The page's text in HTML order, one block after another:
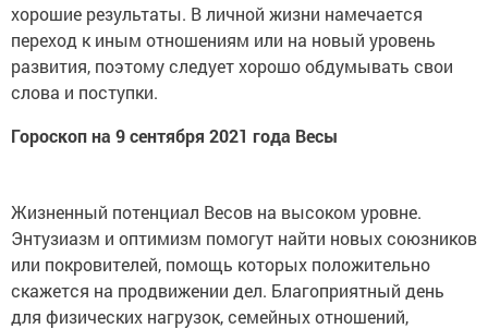
хорошие результаты. В личной жизни намечается
переход к иным отношениям или на новый уровень
развития, поэтому следует хорошо обдумывать свои
слова и поступки.
Гороскоп на 9 сентября 2021 года Весы
Жизненный потенциал Весов на высоком уровне.
Энтузиазм и оптимизм помогут найти новых союзников
или покровителей, помощь которых положительно
скажется на продвижении дел. Благоприятный день
для физических нагрузок, семейных отношений,